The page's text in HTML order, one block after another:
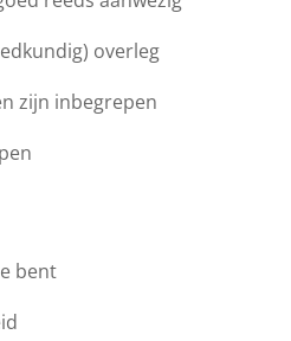
overleg
zijn inbegrepen
bent